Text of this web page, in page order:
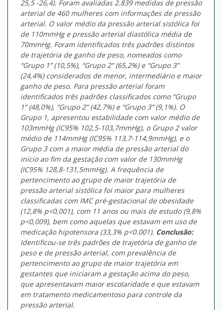
25,5 -26,4). Foram avaliadas 2.839 medidas de pressão
arterial de 460 mulheres com informações de pressão
arterial. O valor médio da pressão arterial sistólica foi
de 110mmHg e pressão arterial diastólica média de
70mmHg. Foram identificados três padrões distintos
de trajetória de ganho de peso, nomeados como
“Grupo 1” (10,5%), “Grupo 2” (65,2%) e “Grupo 3”
(24,4%) considerados de menor, intermediário e maior
ganho de peso. Para pressão arterial foram
identificados três padrões classificados como “Grupo
1” (48,0%), “Grupo 2” (42,7%) e “Grupo 3” (9,1%). O
Grupo 1, apresentou estabilidade com valor médio de
103mmHg (IC95% 102,5-103,7mmHg), o Grupo 2 valor
médio de 114mmHg (IC95% 113,7-114,9mmHg), e o
Grupo 3 com a maior média de pressão arterial do
início ao fim da gestação com valor de 130mmHg
(IC95% 128,8-131,5mmHg). A frequência de
pertencimento ao grupo de maior trajetória de
pressão arterial sistólica foi maior para mulheres
classificadas com IMC pré-gestacional de obesidade
(12,8% p<0,001), com 11 anos ou mais de estudo (9,8%
p<0,009), bem como aquelas que estavam em uso de
medicação hipotensora (33,3% p<0.001). Conclusão:
Identificou-se três padrões de trajetória de ganho de
peso e de pressão arterial, com prevalência de
pertencimento ao grupo de maior trajetória em
gestantes que iniciaram a gestação acima do peso,
que apresentavam maior escolaridade e que estavam
em tratamento medicamentoso para controle da
pressão arterial.